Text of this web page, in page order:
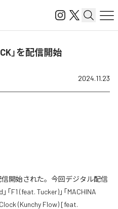
」を配信開始
2024.11.23
信開始された。今回デジタル配信
F1 (feat. Tucker)」「MACHINA
(Kunchy Flow) [feat.